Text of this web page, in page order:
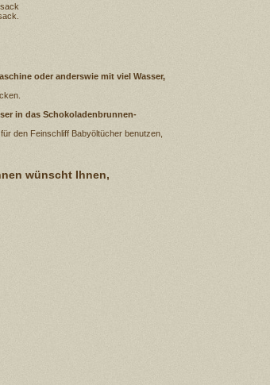
oder anderswie mit viel Wasser,
in das Schokoladenbrunnen-
den Feinschliff Babyöltücher benutzen,
wünscht Ihnen,